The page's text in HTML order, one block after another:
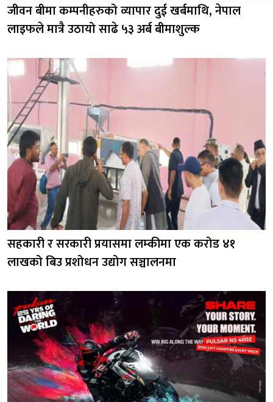
जीवन बीमा कम्पनीहरुको व्यापार दुई खर्बमाथि, नेपाल
लाइफले मात्रै उठायो साढे ५३ अर्ब बीमाशुल्क
सहकारी र सरकारी प्रयासमा लम्कीमा एक करोड ४१
लाखको बिउ प्रशोधन उद्योग सञ्चालनमा